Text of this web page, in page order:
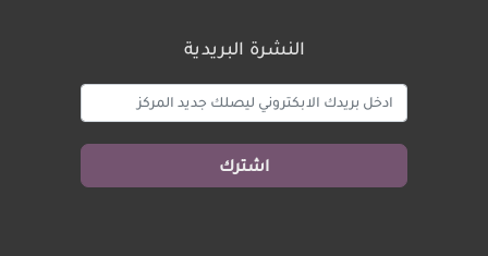
النشرة البريدية